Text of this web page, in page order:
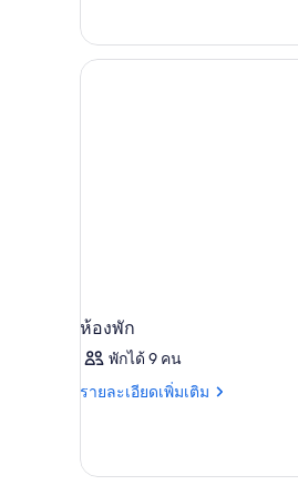
ห้องพัก
พักได้ 9 คน
รายละเอียดเพิ่มเติม
ราย
เกี่ยว